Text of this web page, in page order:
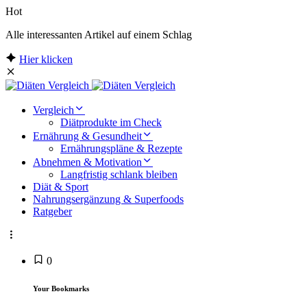
Hot
Alle interessanten Artikel auf einem Schlag
Hier klicken
Vergleich
Diätprodukte im Check
Ernährung & Gesundheit
Ernährungspläne & Rezepte
Abnehmen & Motivation
Langfristig schlank bleiben
Diät & Sport
Nahrungsergänzung & Superfoods
Ratgeber
0
Your Bookmarks